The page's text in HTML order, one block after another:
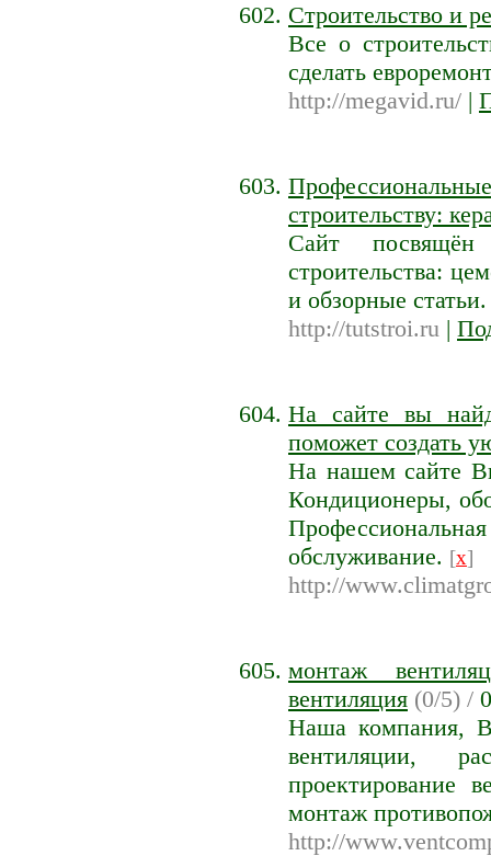
Строительство и
Все о
сделать
http://megavid.ru/ |
строительству:
Сайт посвящён
строительства:
и обзорные
http://tutstroi.ru |
На сайте вы
поможет создать
На нашем сайте
Кондиционеры,
обслуживание. [x]
http://
монтаж
вентиляция (0/5) / 0
Наша компания,
вентиляции,
проектирование
монтаж
http://